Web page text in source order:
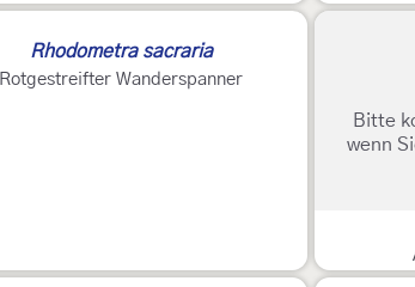
Rhodometra sacraria
Rotgestreifter Wanderspanner
Bitte
wenn